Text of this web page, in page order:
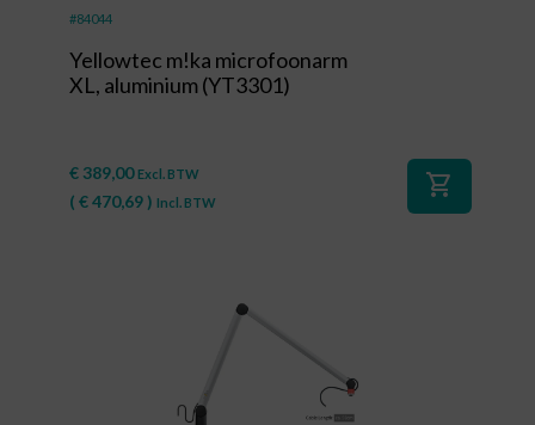
#84044
Yellowtec m!ka microfoonarm
XL, aluminium (YT3301)
€ 389,00 Excl. BTW
( €470,69) Incl. BTW
shopping_cart